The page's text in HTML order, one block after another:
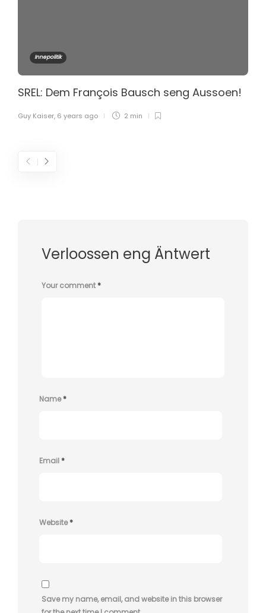
Innepolitik
SREL: Dem François Bausch seng Aussoen!
Guy Kaiser, 6 years ago 2 min
Verloossen eng Äntwert
Your comment*
Name*
Email*
Website*
Save my name, email, and website in this browser